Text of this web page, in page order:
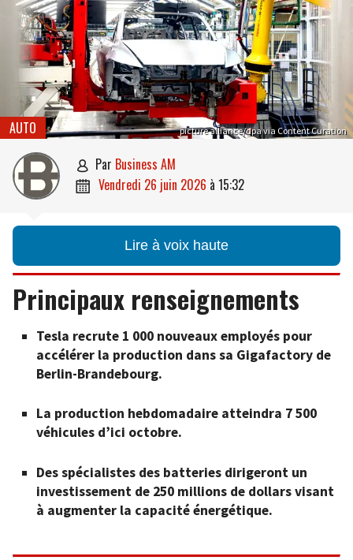
picture alliance/dpa via Content Curation
AUTO
 par Business AM
 vendredi 26 juin 2026 à 15:32
Lire à voix haute
Principaux renseignements
Tesla recrute 1 000 nouveaux employés pour
accélérer la production dans sa Gigafactory de
Berlin-Brandebourg.
La production hebdomadaire atteindra 7 500
véhicules d’ici octobre.
Des spécialistes des batteries dirigeront un
investissement de 250 millions de dollars visant
à augmenter la capacité énergétique.